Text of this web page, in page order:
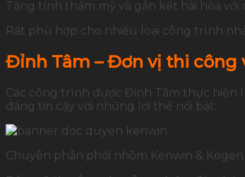
Tăng tính thẩm mỹ và gắn kết hài hòa
Rất phù hợp cho nhiều loại công trình
Đỉnh Tâm – Đơn vị thi công
Các công trình được Đỉnh Tâm thực hiện
đáng tin cậy với những lợi thế nổi bật:
Chuyên phân phối nhôm Kenwin &